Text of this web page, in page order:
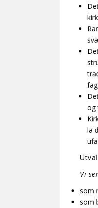
og
la
Vi
som
som